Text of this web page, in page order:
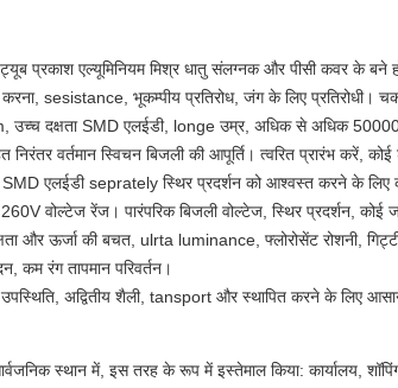
प्रकाश एल्यूमिनियम मिश्र धातु संलग्नक और पीसी कवर के
करना, sesistance, भूकम्पीय प्रतिरोध, जंग के लिए
उच्च दक्षता SMD एलईडी, longe उम्र, अधिक से अधिक 50000
निरंतर वर्तमान स्विचन बिजली की आपूर्ति। त्वरित प्रारंभ करें,
एलईडी seprately स्थिर प्रदर्शन को आश्वस्त करने के लिए
वोल्टेज रेंज। पारंपरिक बिजली वोल्टेज, स्थिर प्रदर्शन,
और ऊर्जा की बचत, ulrta luminance, फ्लोरोसेंट रोशनी,
कम रंग तापमान परिवर्तन।
अद्वितीय शैली, tansport और स्थापित करने के लिए
स्थान में, इस तरह के रूप में इस्तेमाल किया: कार्यालय,